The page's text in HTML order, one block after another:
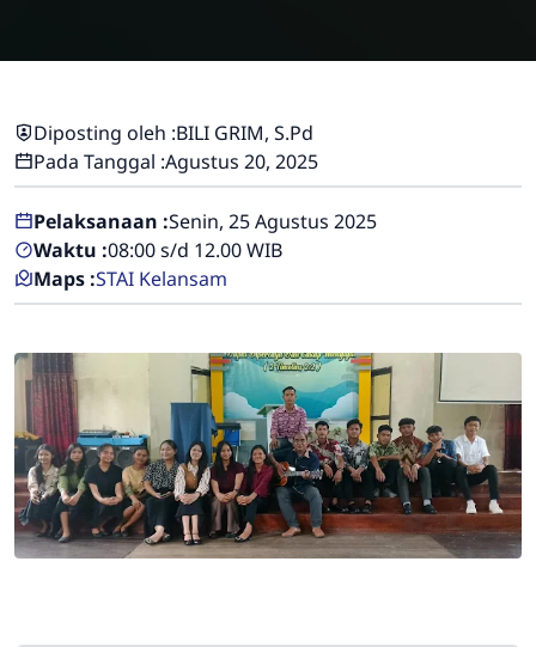
Diposting oleh :BILI GRIM, S.Pd
Pada Tanggal :Agustus 20, 2025
Pelaksanaan :Senin, 25 Agustus 2025
Waktu :08:00 s/d 12.00 WIB
Maps :STAI Kelansam